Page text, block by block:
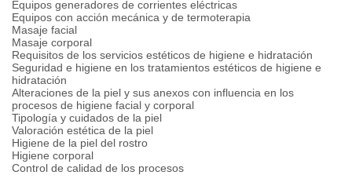
Equipos generadores de corrientes eléctricas
Equipos con acción mecánica y de termoterapia
Masaje facial
Masaje corporal
Requisitos de los servicios estéticos de higiene e hidratación
Seguridad e higiene en los tratamientos estéticos de higiene e
hidratación
Alteraciones de la piel y sus anexos con influencia en los
procesos de higiene facial y corporal
Tipología y cuidados de la piel
Valoración estética de la piel
Higiene de la piel del rostro
Higiene corporal
Control de calidad de los procesos